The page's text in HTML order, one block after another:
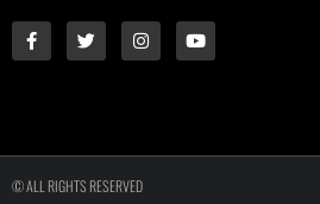
© ALL RIGHTS RESERVED